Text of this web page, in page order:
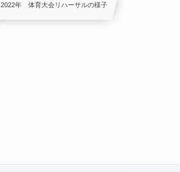
2022年 体育大会リハーサルの様子